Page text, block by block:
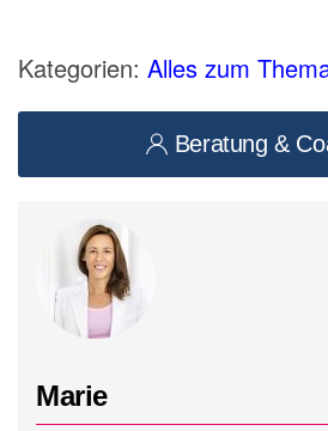
Kategorien: Alles zum
Beratung &
Marie